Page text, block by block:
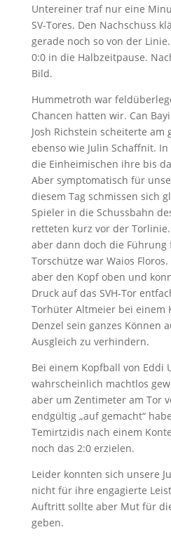
Untereiner traf nur eine
SV-Tores. Den Nachschuss
gerade noch so von der
0:0 in die Halbzeitpause.
Bild.
Hummetroth war
Chancen hatten wir. Can
Josh Richstein scheiterte am
ebenso wie Julin Schaffnit.
die Einheimischen ihre bis
Aber symptomatisch für
diesem Tag schmissen sich
Spieler in die Schussbahn
retteten kurz vor der
aber dann doch die
Torschütze war Waios
aber den Kopf oben und
Druck auf das SVH-Tor
Torhüter Altmeier bei einem
Denzel sein ganzes Können
Ausgleich zu verhindern.
Bei einem Kopfball von Eddi
wahrscheinlich machtlos
aber um Zentimeter am Tor
endgültig „auf gemacht“
Temirtzidis nach einem
noch das 2:0 erzielen.
Leider konnten sich unsere
nicht für ihre engagierte
Auftritt sollte aber Mut für
geben.